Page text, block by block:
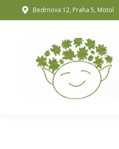
Bedrnova 12, Praha 5, Motol